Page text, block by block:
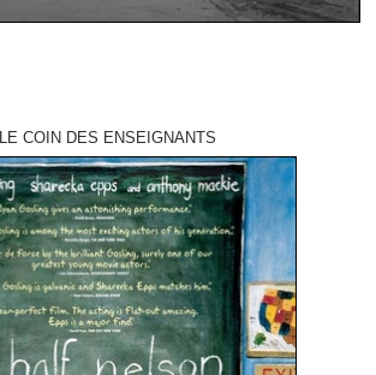
LE COIN DES ENSEIGNANTS